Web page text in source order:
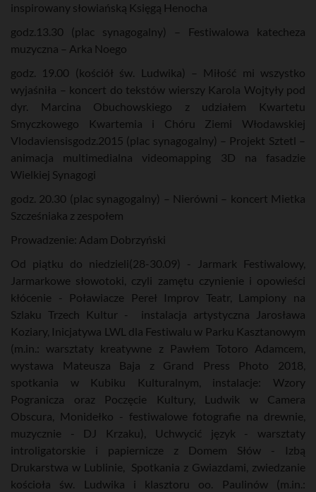
inspirowany słowiańską Księgą Henocha
godz.13.30 (plac synagogalny) – Festiwalowa katecheza
muzyczna – Arka Noego
godz. 19.00 (kościół św. Ludwika) – Miłość mi wszystko
wyjaśniła – koncert do tekstów wierszy Karola Wojtyły pod
dyr. Marcina Obuchowskiego z udziałem Kwartetu
Smyczkowego Kwartemia i Chóru Ziemi Włodawskiej
Vlodaviensisgodz.2015 (plac synagogalny) – Projekt Sztetl –
animacja multimedialna videomapping 3D na fasadzie
Wielkiej Synagogi
godz. 20.30 (plac synagogalny) – Nierówni – koncert Mietka
Szcześniaka z zespołem
Prowadzenie: Adam Dobrzyński
Od piątku do niedzieli(28-30.09) - Jarmark Festiwalowy,
Jarmarkowe słowotoki, czyli zamętu czynienie i opowieści
kłócenie - Poławiacze Pereł Improv Teatr, Lampiony na
Szlaku Trzech Kultur - instalacja artystyczna Jarosława
Koziary, Inicjatywa LWL dla Festiwalu w Parku Kasztanowym
(m.in.: warsztaty kreatywne z Pawłem Totoro Adamcem,
wystawa Mateusza Baja z Grand Press Photo 2018,
spotkania w Kubiku Kulturalnym, instalacje: Wzory
Pogranicza oraz Poczęcie Kultury, Ludwik w Camera
Obscura, Monidełko - festiwalowe fotografie na drewnie,
muzycznie - DJ Krzaku), Uchwycić język - warsztaty
introligatorskie i papiernicze z Domem Słów - Izbą
Drukarstwa w Lublinie, Spotkania z Gwiazdami, zwiedzanie
kościoła św. Ludwika i klasztoru oo. Paulinów (m.in.: